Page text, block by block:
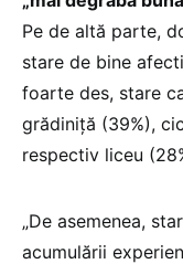
Pe de altă parte,
stare de bine
foarte des, stare
grădiniță (39%),
respectiv liceu
„De asemenea,
acumulării